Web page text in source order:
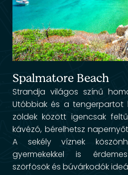
Spalmatore Beach
Strandja világos színű
Utóbbiak és a tengerpartot
zöldek között igencsak
kávézó, bérelhetsz
A sekély víznek
gyermekekkel is
szörfösök és búvárkodók